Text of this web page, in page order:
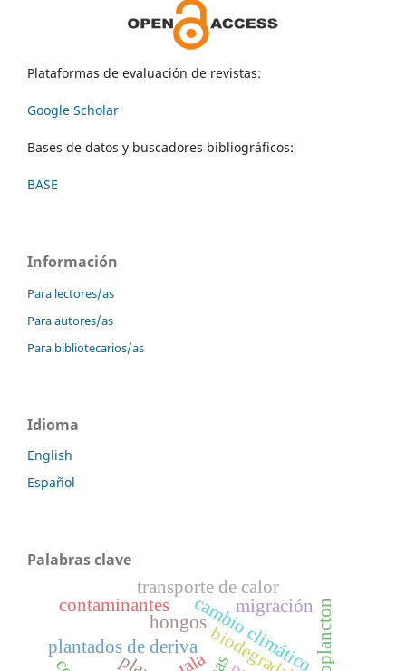
Plataformas de evaluación de revistas:
Google Scholar
Bases de datos y buscadores bibliográficos:
BASE
Información
Para lectores/as
Para autores/as
Para bibliotecarios/as
Idioma
English
Español
Palabras clave
plantados de deriva zooplancton
cambio climático
transporte de calor
hongos
contaminantes migración
tala